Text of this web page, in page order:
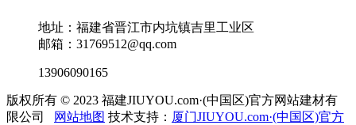
地址：福建省晋江市内坑镇吉里工业区
邮箱：31769512@qq.com
13906090165
版权所有 © 2023 福建JIUYOU.com·(中国区)官方网站建材有
限公司
网站地图 技术支持： 厦门JIUYOU.com·(中国区)官方